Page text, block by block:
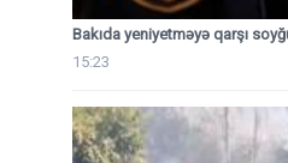
Bakıda yeniyetməyə qarşı
15:23